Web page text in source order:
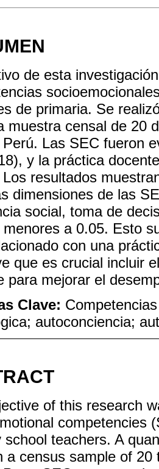
de esta
de primaria. Se
muestra censal de 20
Perú. Las SEC fueron
y la práctica
resultados
dimensiones de las
social, toma de
a 0.05. Esto
con una
que es crucial incluir
para mejorar el
Clave:
autoconciencia;
of this research
competencies
school teachers. A
a census sample of